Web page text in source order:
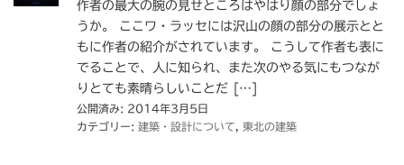
作者の最大の腕の見せところはやはり顔の部分でしょ
うか。 ここワ・ラッセには沢山の顔の部分の展示とと
もに作者の紹介がされています。 こうして作者も表に
でることで、人に知られ、また次のやる気にもつなが
りとても素晴らしいことだ […]
公開済み: 2014年3月5日
カテゴリー: 建築・設計について 東北の建築